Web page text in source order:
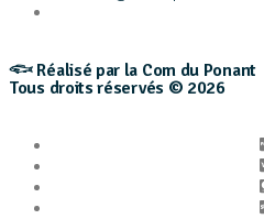
𓆟 Réalisé par la Com du Ponant
Tous droits réservés © 2026